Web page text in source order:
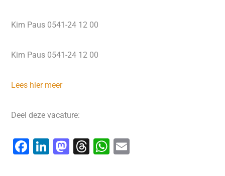
Kim Paus 0541-24 12 00
Kim Paus 0541-24 12 00
Lees hier meer
Deel deze vacature:
F
Li M T
W